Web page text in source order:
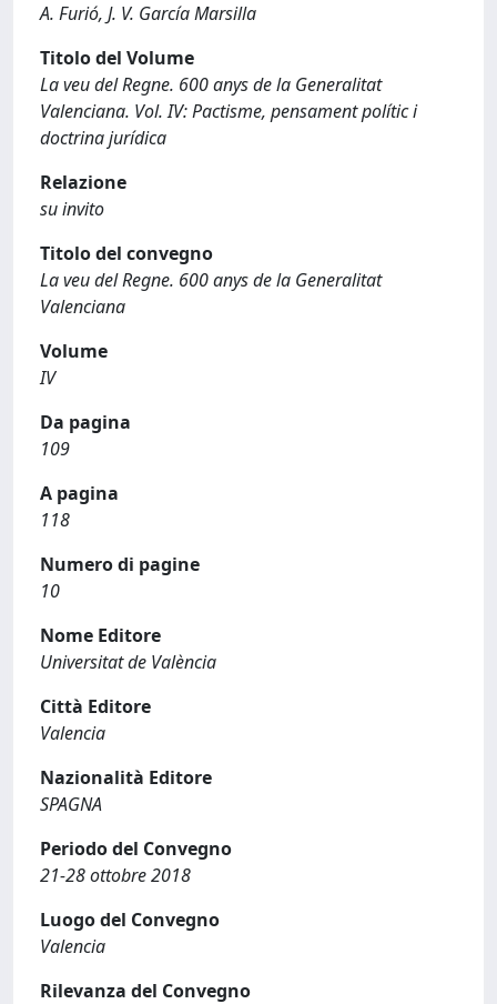
A. Furió, J. V. García Marsilla
Titolo del Volume
La veu del Regne. 600 anys de la Generalitat
Valenciana. Vol. IV: Pactisme, pensament polític i
doctrina jurídica
Relazione
su invito
Titolo del convegno
La veu del Regne. 600 anys de la Generalitat
Valenciana
Volume
IV
Da pagina
109
A pagina
118
Numero di pagine
10
Nome Editore
Universitat de València
Città Editore
Valencia
Nazionalità Editore
SPAGNA
Periodo del Convegno
21-28 ottobre 2018
Luogo del Convegno
Valencia
Rilevanza del Convegno